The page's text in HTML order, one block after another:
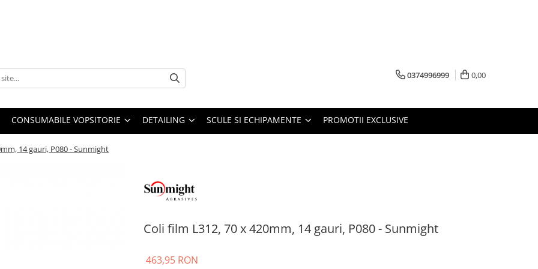
0374996999 0,00
CONSUMABILE VOPSITORIE DETAILING SCULE SI ECHIPAMENTE PROMOTII EXCLUSIVE
14 gauri, P080 - Sunmight
Coli film L312, 70 x 420mm, 14 gauri, P080 - Sunmight
463,95 RON